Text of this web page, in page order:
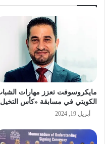
مايكروسوفت تعزز مهارات
الكويتي في مسابقة «كأس
أبريل 19, 2024